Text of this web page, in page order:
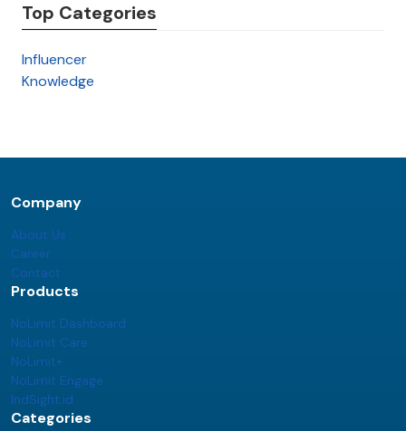
Top Categories
Influencer
Knowledge
Company
About Us
Career
Contact
Products
NoLimit Dashboard
NoLimit Care
NoLimit+
NoLimit Engage
IndSight.id
Categories